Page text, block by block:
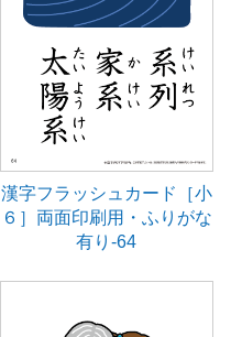
漢字フラッシュカード［小
６］両面印刷用・ふりがな
有り-64